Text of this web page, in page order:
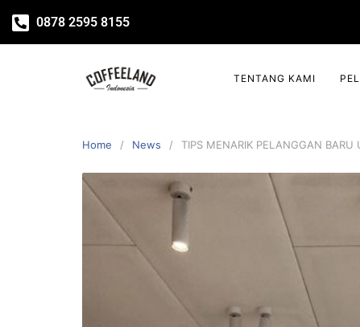
0878 2595 8155
TENTANG KAMI
Home News TIPS MENARIK PELANGGAN